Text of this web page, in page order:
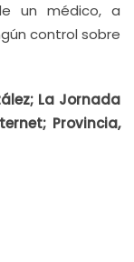
un médico, a
control sobre
La Jornada
Provincia,